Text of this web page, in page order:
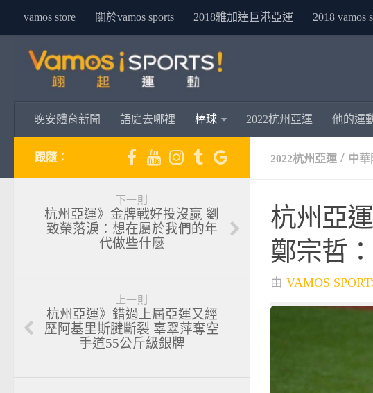
vamos store 關於vamos sports 2018雅加達巨港亞運 2018 vamos
晚安體育新聞 語庭去哪裡 棒球 2022杭州亞運 他的運
2022杭州亞運 / 中華
杭州亞
鄭宗哲
由 VAMOS
跟隨：
下一則
杭州亞運》金牌戰好投沒贏 劉
致榮落淚：想在屬於我們的年
代做些什麼
上一則
杭州亞運》錯過上屆亞運又經
歷阿基里斯腱斷裂 辜翠萍奪空
手道55公斤級銀牌